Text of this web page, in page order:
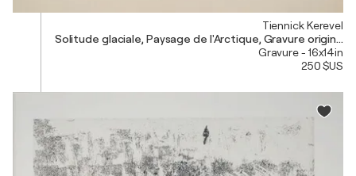
Tiennick Kerevel
Solitude glaciale, Paysage de l'Arctique, Gravure originale
Gravure - 16x14in
250 $US